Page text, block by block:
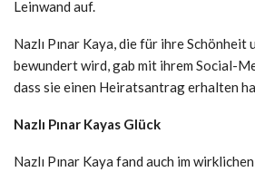
Leinwand auf.
Nazlı Pınar Kaya, die für ihre Schönheit
bewundert wird, gab mit ihrem Social-
dass sie einen Heiratsantrag erhalten
Nazlı Pınar Kayas Glück
Nazlı Pınar Kaya fand auch im